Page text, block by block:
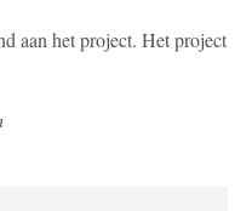
aan het project. Het project